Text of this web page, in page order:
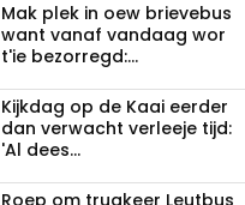
Mak plek in oew brievebus
want vanaf vandaag wor
t'ie bezorregd:...
Kijkdag op de Kaai eerder
dan verwacht verleeje tijd:
'Al dees...
Roep om trugkeer Leutbus